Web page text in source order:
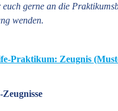
gerne an die
wenden.
Praktikum: Zeugnis